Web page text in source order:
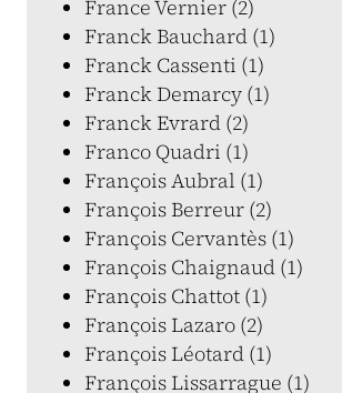
France Vernier (2)
Franck Bauchard (1)
Franck Cassenti (1)
Franck Demarcy (1)
Franck Evrard (2)
Franco Quadri (1)
François Aubral (1)
François Berreur (2)
François Cervantès (1)
François Chaignaud (1)
François Chattot (1)
François Lazaro (2)
François Léotard (1)
François Lissarrague (1)